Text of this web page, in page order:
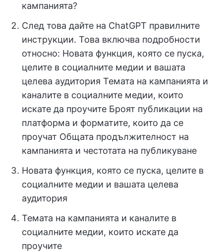
кампанията?
След това дайте на ChatGPT правилните
инструкции. Това включва подробности
относно: Новата функция, която се пуска,
целите в социалните медии и вашата
целева аудитория Темата на кампанията и
каналите в социалните медии, които
искате да проучите Броят публикации на
платформа и форматите, които да се
проучат Общата продължителност на
кампанията и честотата на публикуване
Новата функция, която се пуска, целите в
социалните медии и вашата целева
аудитория
Темата на кампанията и каналите в
социалните медии, които искате да
проучите